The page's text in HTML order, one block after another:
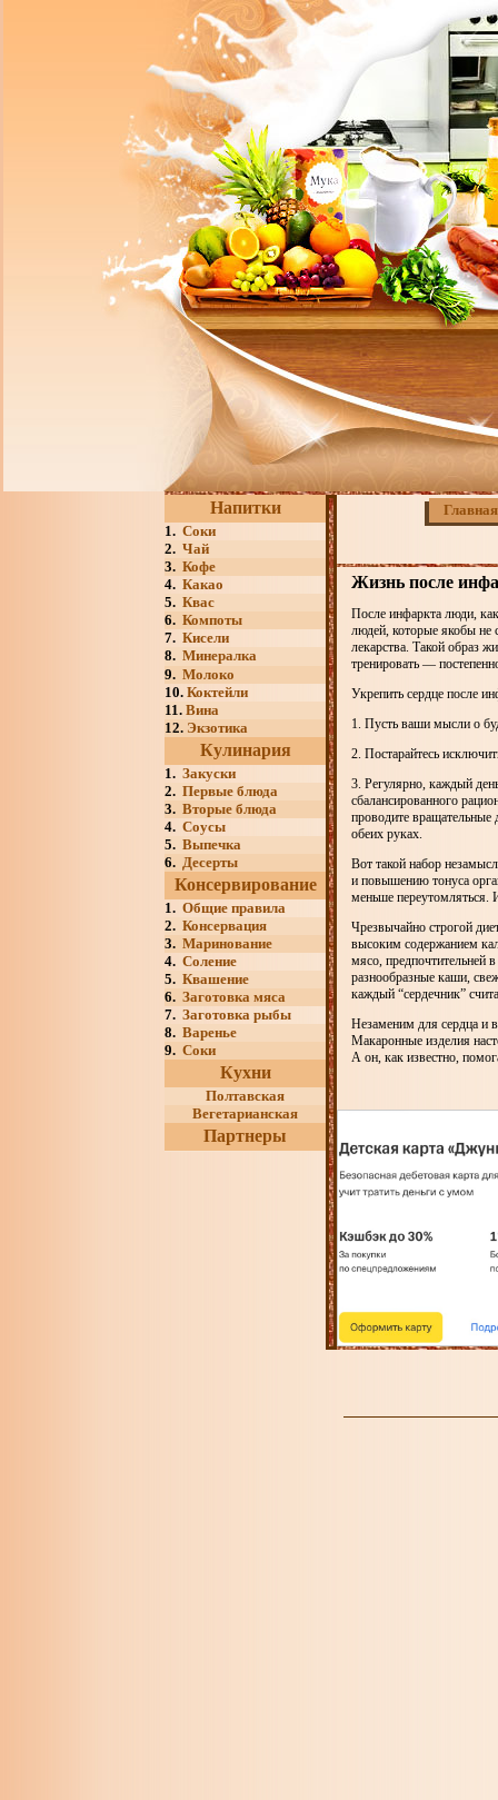
Напитки
1. Соки
2. Чай
3. Кофе
4. Какао
5. Квас
6. Компоты
7. Кисели
8. Минералка
9. Молоко
10. Коктейли
11. Вина
12. Экзотика
Кулинария
1. Закуски
2. Первые блюда
3. Вторые блюда
4. Соусы
5. Выпечка
6. Десерты
Консервирование
1. Общие правила
2. Консервация
3. Маринование
4. Соление
5. Квашение
6. Заготовка мяса
7. Заготовка рыбы
8. Варенье
9. Соки
Кухни
Полтавская
Вегетарианская
Партнеры
Главная
Жизнь после
После инфаркта люди,
людей, которые якобы не
лекарства. Такой образ
тренировать —
Укрепить сердце после
1. Пусть ваши мысли о
2. Постарайтесь
3. Регулярно, каждый
сбалансированного
проводите вращательные
обеих руках.
Вот такой набор
и повышению тонуса
меньше переутомляться.
Чрезвычайно строгой
высоким содержанием
мясо, предпочтительней
разнообразные каши,
каждый “сердечник”
Незаменим для сердца и
Макаронные изделия
А он, как известно,